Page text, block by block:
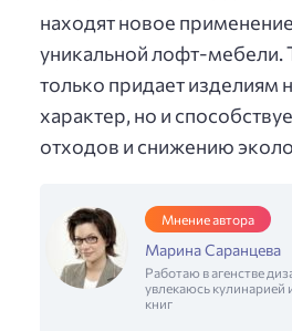
находят новое
уникальной лофт-мебели.
только придает изделиям
характер, но и
отходов и снижению
Мнение автора
Марина Саранцева
Работаю в агенстве
увлекаюсь кулинарией
книг